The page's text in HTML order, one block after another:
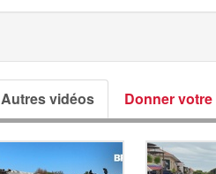
Autres vidéos Donner